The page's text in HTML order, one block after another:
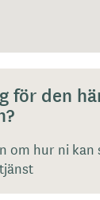
för den
om hur ni kan